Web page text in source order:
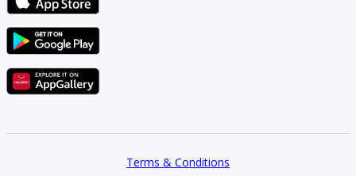
Terms & Conditions